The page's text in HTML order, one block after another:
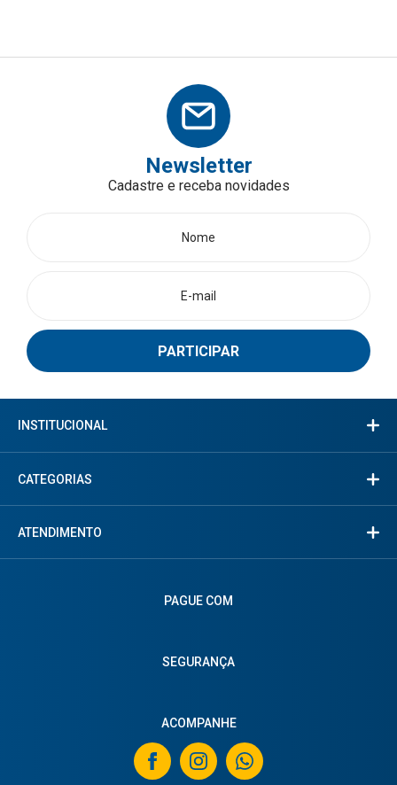
Newsletter
Cadastre e receba novidades
INSTITUCIONAL
CATEGORIAS
ATENDIMENTO
PAGUE COM
SEGURANÇA
ACOMPANHE